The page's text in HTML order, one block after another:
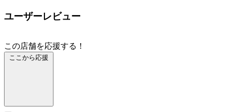
ユーザーレビュー
この店舗を応援する！
ここから応援